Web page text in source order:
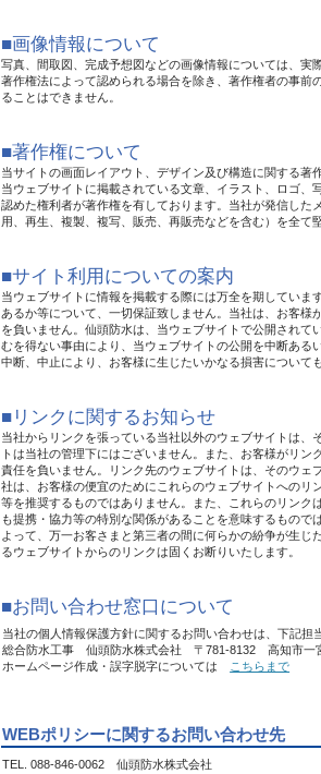
■画像情報について
写真、間取図、完成予想図などの画像情報については、
著作権法によって認められる場合を除き、著作権者の事
ることはできません。
■著作権について
当サイトの画面レイアウト、デザイン及び構造に関する著
当ウェブサイトに掲載されている文章、イラスト、ロゴ
認めた権利者が著作権を有しております。当社が発信し
用、再生、複製、複写、販売、再販売などを含む）を全て
■サイト利用についての案内
当ウェブサイトに情報を掲載する際には万全を期してい
あるか等について、一切保証致しません。当社は、お客
を負いません。仙頭防水は、当ウェブサイトで公開され
むを得ない事由により、当ウェブサイトの公開を中断あ
中断、中止により、お客様に生じたいかなる損害について
■リンクに関するお知らせ
当社からリンクを張っている当社以外のウェブサイトは
トは当社の管理下にはございません。また、お客様がリ
責任を負いません。リンク先のウェブサイトは、そのウ
社は、お客様の便宜のためにこれらのウェブサイトへの
等を推奨するものではありません。また、これらのリンク
も提携・協力等の特別な関係があることを意味するもの
よって、万一お客さまと第三者の間に何らかの紛争が生
るウェブサイトからのリンクは固くお断りいたします。
■お問い合わせ窓口について
当社の個人情報保護方針に関するお問い合わせは、下記担
総合防水工事 仙頭防水株式会社 〒781-8132 高知市一
ホームページ作成・誤字脱字については
こちらまで
WEBポリシーに関するお問い合わせ先
TEL. 088-846-0062 仙頭防水株式会社